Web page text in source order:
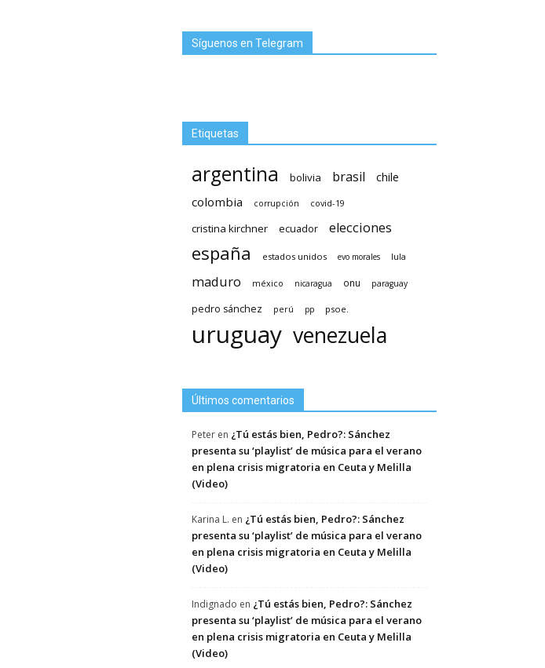
Síguenos en Telegram
Etiquetas
argentina bolivia brasil
chile
colombia
corrupción covid-19
cristina kirchner ecuador elecciones
españa estados unidos evo morales lula
maduro méxico nicaragua onu paraguay
pedro sánchez perú pp psoe.
uruguay venezuela
Últimos comentarios
Peter en ¿Tú estás bien, Pedro?: Sánchez
presenta su ‘playlist’ de música para el verano
en plena crisis migratoria en Ceuta y Melilla
(Video)
Karina L. en ¿Tú estás bien, Pedro?: Sánchez
presenta su ‘playlist’ de música para el verano
en plena crisis migratoria en Ceuta y Melilla
(Video)
Indignado en ¿Tú estás bien, Pedro?: Sánchez
presenta su ‘playlist’ de música para el verano
en plena crisis migratoria en Ceuta y Melilla
(Video)